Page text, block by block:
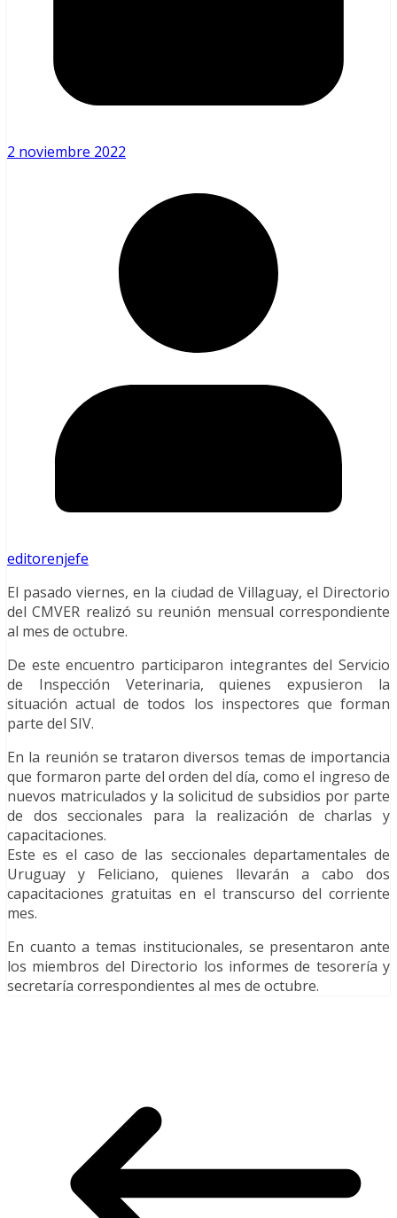
2 noviembre 2022
editorenjefe
El pasado viernes, en la ciudad de Villaguay, el Directorio
del CMVER realizó su reunión mensual correspondiente
al mes de octubre.
De este encuentro participaron integrantes del Servicio
de Inspección Veterinaria, quienes expusieron la
situación actual de todos los inspectores que forman
parte del SIV.
En la reunión se trataron diversos temas de importancia
que formaron parte del orden del día, como el ingreso de
nuevos matriculados y la solicitud de subsidios por parte
de dos seccionales para la realización de charlas y
capacitaciones.
Este es el caso de las seccionales departamentales de
Uruguay y Feliciano, quienes llevarán a cabo dos
capacitaciones gratuitas en el transcurso del corriente
mes.
En cuanto a temas institucionales, se presentaron ante
los miembros del Directorio los informes de tesorería y
secretaría correspondientes al mes de octubre.